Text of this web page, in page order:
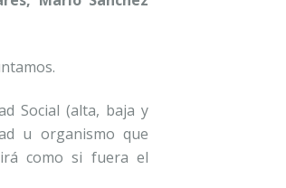
Social (alta, baja y
u organismo que
como si fuera el